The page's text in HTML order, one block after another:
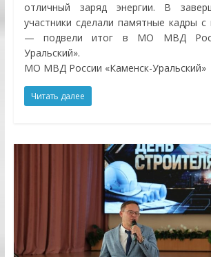
отличный заряд энергии. В
участники сделали памятные кадры с
— подвели итог в МО МВД
Уральский».
МО МВД России «Каменск-Уральский»
Читать далее